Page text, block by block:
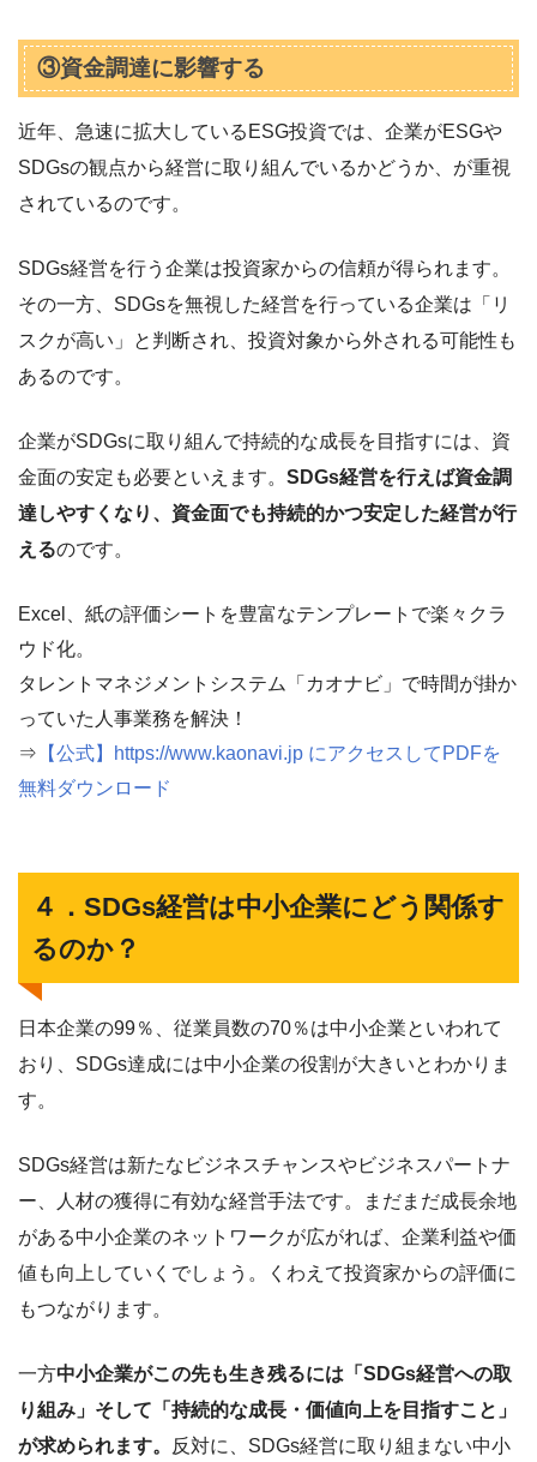
③資金調達に影響する
近年、急速に拡大しているESG投資では、企業がESGや
SDGsの観点から経営に取り組んでいるかどうか、が重視
されているのです。
SDGs経営を行う企業は投資家からの信頼が得られます。
その一方、SDGsを無視した経営を行っている企業は「リ
スクが高い」と判断され、投資対象から外される可能性も
あるのです。
企業がSDGsに取り組んで持続的な成長を目指すには、資
金面の安定も必要といえます。 SDGs経営を行えば資金調
達しやすくなり、資金面でも持続的かつ安定した経営が行
えるのです。
Excel、紙の評価シートを豊富なテンプレートで楽々クラ
ウド化。
タレントマネジメントシステム「カオナビ」で時間が掛か
っていた人事業務を解決！
⇒ 【公式】https://www.kaonavi.jp にアクセスしてPDFを
無料ダウンロード
４．SDGs経営は中小企業にどう関係す
るのか？
日本企業の99％、従業員数の70％は中小企業といわれて
おり、SDGs達成には中小企業の役割が大きいとわかりま
す。
SDGs経営は新たなビジネスチャンスやビジネスパートナ
ー、人材の獲得に有効な経営手法です。まだまだ成長余地
がある中小企業のネットワークが広がれば、企業利益や価
値も向上していくでしょう。くわえて投資家からの評価に
もつながります。
一方中小企業がこの先も生き残るには「SDGs経営への取
り組み」そして「持続的な成長・価値向上を目指すこと」
が求められます。
反対に、SDGs経営に取り組まない中小